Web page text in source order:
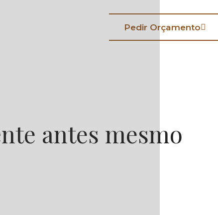
Pedir Orçamento
antes mesmo